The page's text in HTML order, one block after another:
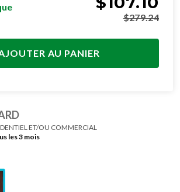
$279.24
AU PANIER
ET/OU COMMERCIAL
les 3 mois